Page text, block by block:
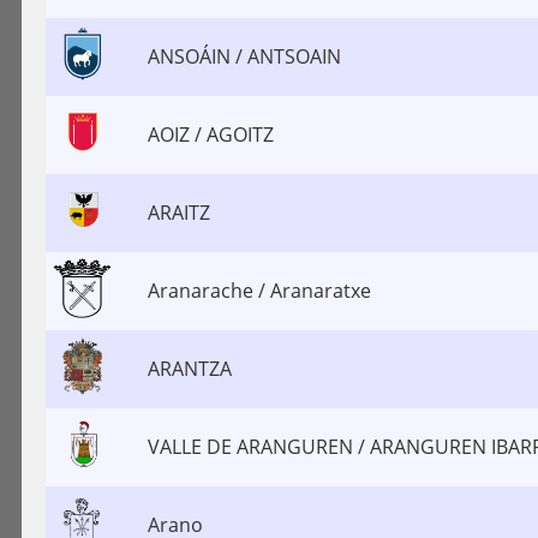
ANSOÁIN / ANTSOAIN
AOIZ / AGOITZ
ARAITZ
Aranarache / Aranaratxe
ARANTZA
VALLE DE ARANGUREN / ARANGUREN
Arano